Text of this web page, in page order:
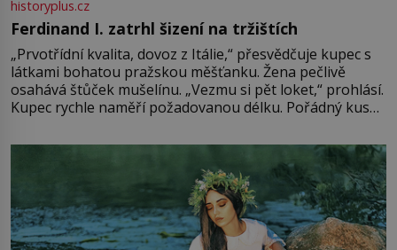
historyplus.cz
Ferdinand I. zatrhl šizení na tržištích
„Prvotřídní kvalita, dovoz z Itálie,“ přesvědčuje kupec s
látkami bohatou pražskou měšťanku. Žena pečlivě
osahává štůček mušelínu. „Vezmu si pět loket,“ prohlásí.
Kupec rychle naměří požadovanou délku. Pořádný kus
milostpaní. Stačí jenom na sukni,“ zhodnotí švadlena
množství růžového mušelínu. „Ošidili vás, podívejte.“